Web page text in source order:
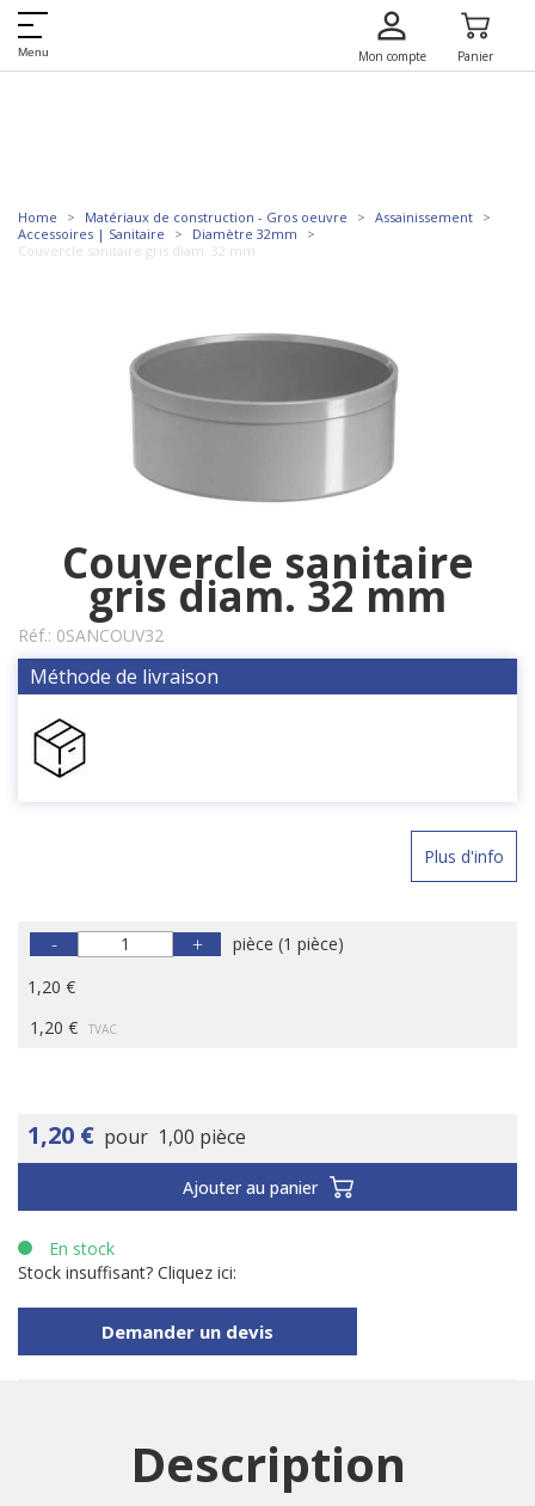
Menu Mon compte Panier
Home Matériaux de construction - Gros oeuvre
Assainissement
Accessoires | Sanitaire
Diamètre 32mm
Couvercle sanitaire gris diam. 32 mm
Couvercle sanitaire
gris diam. 32 mm
Réf.: 0SANCOUV32
Méthode de livraison
Plus d'info
- + pièce (1 pièce)
1,20 €
1,20 €
TVAC
1,20 € pour 1,00 pièce
Ajouter au panier
En stock
Stock insuffisant? Cliquez ici:
Demander un devis
Description